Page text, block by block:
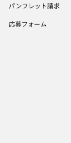
パンフレット請求
応募フォーム